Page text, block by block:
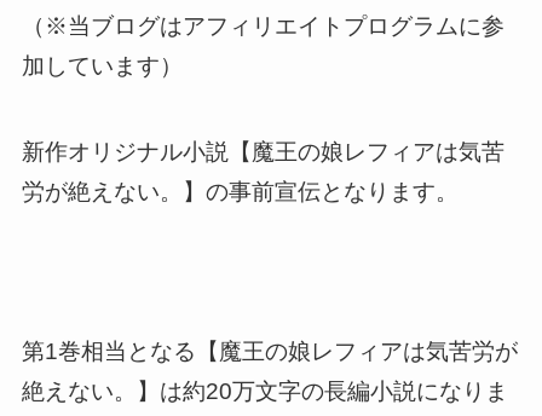
（※当ブログはアフィリエイトプログラムに参
加しています）
新作オリジナル小説【魔王の娘レフィアは気苦
労が絶えない。】の事前宣伝となります。
第1巻相当となる【魔王の娘レフィアは気苦労が
絶えない。】は約20万文字の長編小説になりま